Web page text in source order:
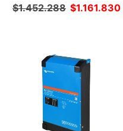
$1.452.288 El
$1.452.288.
$1.161.830El